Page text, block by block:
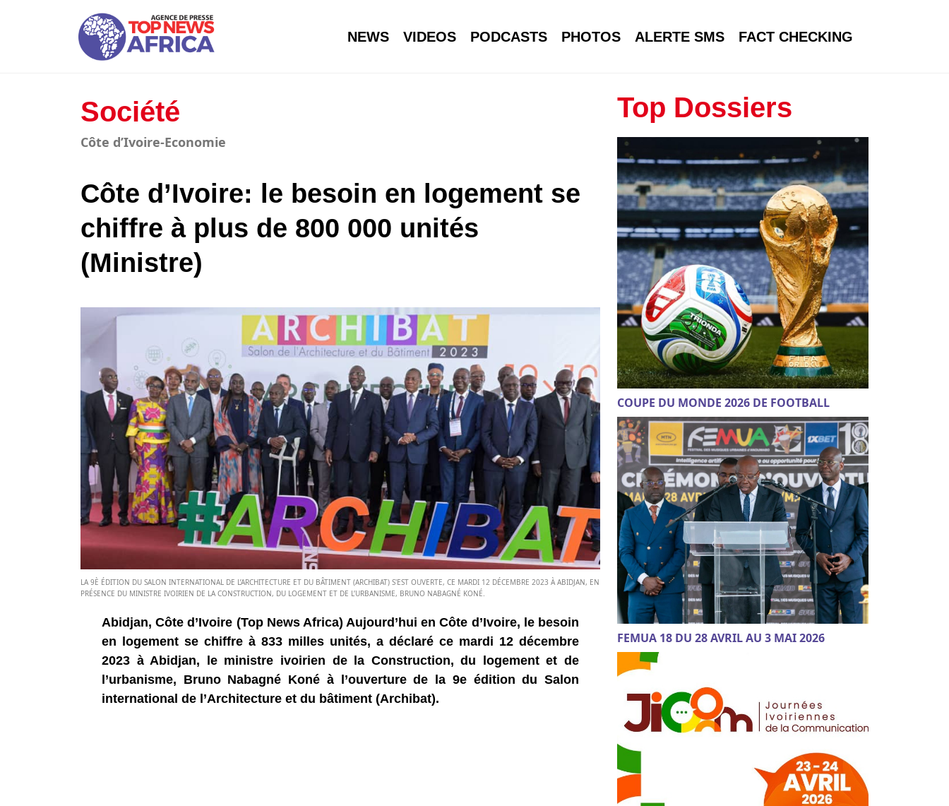
NEWS VIDEOS PODCASTS PHOTOS ALERTE SMS FACT CHECKING
Société
Côte d’Ivoire-Economie
Côte d’Ivoire: le besoin en logement se
chiffre à plus de 800 000 unités
(Ministre)
LA 9È ÉDITION DU SALON INTERNATIONAL DE L’ARCHITECTURE ET DU BÂTIMENT (ARCHIBAT) S'EST OUVERTE, CE MARDI 12 DÉCEMBRE 2023 À ABIDJAN, EN
PRÉSENCE DU MINISTRE IVOIRIEN DE LA CONSTRUCTION, DU LOGEMENT ET DE L’URBANISME, BRUNO NABAGNÉ KONÉ.
Abidjan, Côte d’Ivoire (Top News Africa) Aujourd’hui en Côte d’Ivoire, le besoin
en logement se chiffre à 833 milles unités, a déclaré ce mardi 12 décembre
2023 à Abidjan, le ministre ivoirien de la Construction, du logement et de
l’urbanisme, Bruno Nabagné Koné à l’ouverture de la 9e édition du Salon
international de l’Architecture et du bâtiment (Archibat).
Top Dossiers
COUPE DU MONDE 2026 DE FOOTBALL
FEMUA 18 DU 28 AVRIL AU 3 MAI 2026